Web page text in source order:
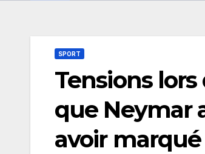
SPORT
Tensions
que Neymar
avoir